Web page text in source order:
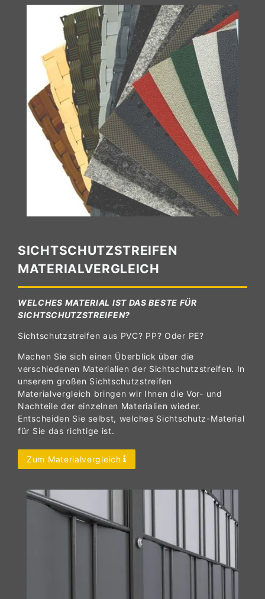
SICHTSCHUTZSTREIFEN
MATERIALVERGLEICH
WELCHES MATERIAL IST DAS BESTE FÜR
SICHTSCHUTZSTREIFEN?
Sichtschutzstreifen aus PVC? PP? Oder PE?
Machen Sie sich einen Überblick über die
verschiedenen Materialien der Sichtschutzstreifen. In
unserem großen Sichtschutzstreifen
Materialvergleich bringen wir Ihnen die Vor- und
Nachteile der einzelnen Materialien wieder.
Entscheiden Sie selbst, welches Sichtschutz-Material
für Sie das richtige ist.
Zum Materialvergleich